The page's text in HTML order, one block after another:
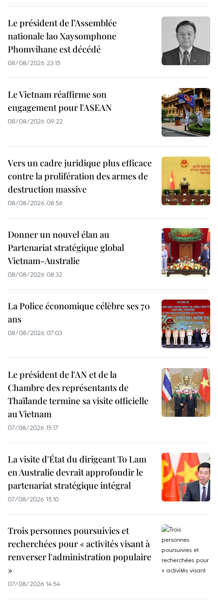
Le président de l’Assemblée
nationale lao Xaysomphone
Phomvihane est décédé
08/08/2026 23:15
Le Vietnam réaffirme son
engagement pour l'ASEAN
08/08/2026 09:22
Vers un cadre juridique plus efficace
contre la prolifération des armes de
destruction massive
08/08/2026 08:56
Donner un nouvel élan au
Partenariat stratégique global
Vietnam-Australie
08/08/2026 08:32
La Police économique célèbre ses 70
ans
08/08/2026 07:03
Le président de l'AN et de la
Chambre des représentants de
Thaïlande termine sa visite officielle
au Vietnam
07/08/2026 15:17
La visite d'État du dirigeant To Lam
en Australie devrait approfondir le
partenariat stratégique intégral
07/08/2026 15:10
Trois personnes poursuivies et
recherchées pour « activités visant à
renverser l'administration populaire
»
07/08/2026 14:54